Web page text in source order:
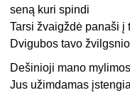
seną kuri spindi
Tarsi žvaigždė panaši į
Dvigubos tavo
Dešinioji mano
Jus užimdamas